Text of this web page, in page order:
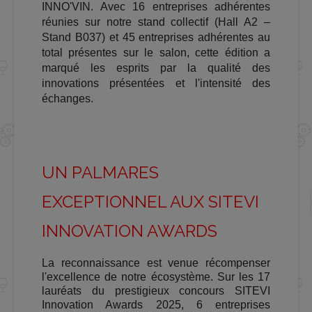
INNO'VIN. Avec 16 entreprises adhérentes
réunies sur notre stand collectif (Hall A2 –
Stand B037) et 45 entreprises adhérentes au
total présentes sur le salon, cette édition a
marqué les esprits par la qualité des
innovations présentées et l'intensité des
échanges.
UN PALMARES
EXCEPTIONNEL AUX SITEVI
INNOVATION AWARDS
La reconnaissance est venue récompenser
l'excellence de notre écosystème. Sur les 17
lauréats du prestigieux concours SITEVI
Innovation Awards 2025, 6 entreprises